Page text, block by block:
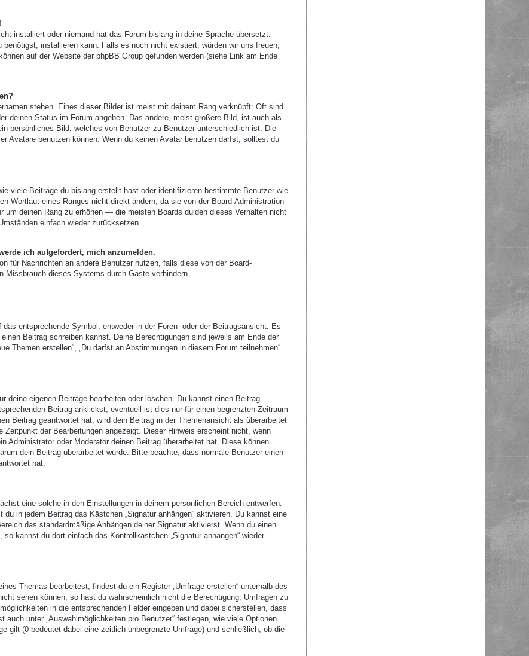
installiert oder niemand hat das Forum bislang in deine Sprache übersetzt.
installieren kann. Falls es noch nicht existiert, würden wir uns freuen,
auf der Website der phpBB Group gefunden werden (siehe Link am Ende
stehen. Eines dieser Bilder ist meist mit deinem Rang verknüpft: Oft sind
deinen Status im Forum angeben. Das andere, meist größere Bild, ist auch als
persönliches Bild, welches von Benutzer zu Benutzer unterschiedlich ist. Die
Avatare benutzen können. Wenn du keinen Avatar benutzen darfst, solltest du
viele Beiträge du bislang erstellt hast oder identifizieren bestimmte Benutzer wie
Wortlaut eines Ranges nicht direkt ändern, da sie von der Board-Administration
deinen Rang zu erhöhen — die meisten Boards dulden dieses Verhalten nicht
einfach wieder zurücksetzen.
ich aufgefordert, mich anzumelden.
für Nachrichten an andere Benutzer nutzen, falls diese von der Board-
dieses Systems durch Gäste verhindern.
entsprechende Symbol, entweder in der Foren- oder der Beitragsansicht. Es
Beitrag schreiben kannst. Deine Berechtigungen sind jeweils am Ende der
Themen erstellen“, „Du darfst an Abstimmungen in diesem Forum teilnehmen“
deine eigenen Beiträge bearbeiten oder löschen. Du kannst einen Beitrag
Beitrag anklickst; eventuell ist dies nur für einen begrenzten Zeitraum
Beitrag geantwortet hat, wird dein Beitrag in der Themenansicht als überarbeitet
der Bearbeitungen angezeigt. Dieser Hinweis erscheint nicht, wenn
Administrator oder Moderator deinen Beitrag überarbeitet hat. Diese können
dein Beitrag überarbeitet wurde. Bitte beachte, dass normale Benutzer einen
hat.
eine solche in den Einstellungen in deinem persönlichen Bereich entwerfen.
in jedem Beitrag das Kästchen „Signatur anhängen“ aktivieren. Du kannst eine
das standardmäßige Anhängen deiner Signatur aktivierst. Wenn du einen
kannst du dort einfach das Kontrollkästchen „Signatur anhängen“ wieder
Themas bearbeitest, findest du ein Register „Umfrage erstellen“ unterhalb des
sehen können, so hast du wahrscheinlich nicht die Berechtigung, Umfragen zu
in die entsprechenden Felder eingeben und dabei sicherstellen, dass
unter „Auswahlmöglichkeiten pro Benutzer“ festlegen, wie viele Optionen
gilt (0 bedeutet dabei eine zeitlich unbegrenzte Umfrage) und schließlich, ob die